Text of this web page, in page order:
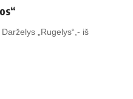
„Rugelys“,- iš